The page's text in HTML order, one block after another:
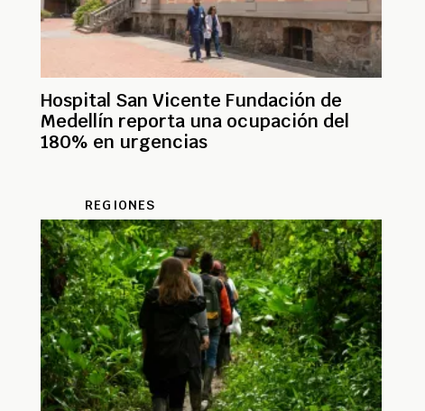
Hospital San Vicente Fundación de
Medellín reporta una ocupación del
180% en urgencias
REGIONES